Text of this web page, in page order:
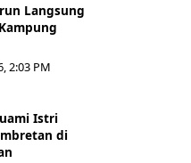
Langsung
2:03 PM
Istri
di